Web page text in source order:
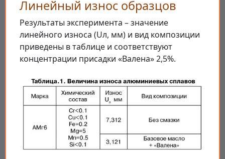
Линейный износ образцов
Результаты эксперимента – значение
линейного износа (Uл, мм) и вид композиции
приведены в таблице и соответствуют
концентрации присадки «Валена» 2,5%.